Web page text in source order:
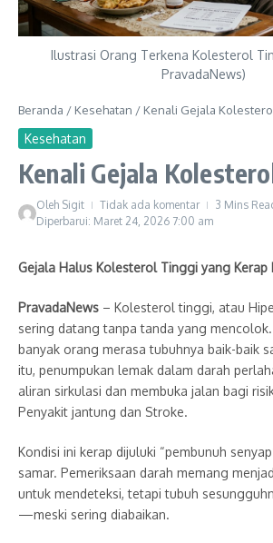
Ilustrasi Orang Terkena Kolesterol
PravadaNews)
Beranda / Kesehatan / Kenali Gejala
Kesehatan
Kenali Gejala
Oleh Sigit Tidak ada komentar
3 Mins
Diperbarui: Maret 24, 2026 7:00 am
Gejala Halus Kolesterol Tinggi yang Kerap
PravadaNews – Kolesterol tinggi, atau
sering datang tanpa tanda yang
banyak orang merasa tubuhnya baik-baik
itu, penumpukan lemak dalam darah
aliran sirkulasi dan membuka jalan bagi
Penyakit jantung dan Stroke.
Kondisi ini kerap dijuluki “pembunuh
samar. Pemeriksaan darah memang
untuk mendeteksi, tetapi tubuh
—meski sering diabaikan.